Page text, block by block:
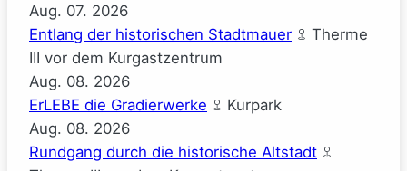
Aug. 07. 2026
Entlang der historischen Stadtmauer
Therme
III vor dem Kurgastzentrum
Aug. 08. 2026
ErLEBE die Gradierwerke
Kurpark
Aug. 08. 2026
Rundgang durch die historische Altstadt